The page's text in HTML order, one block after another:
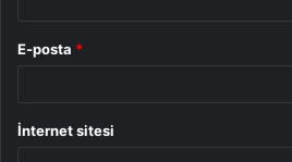
E-posta *
İnternet sitesi